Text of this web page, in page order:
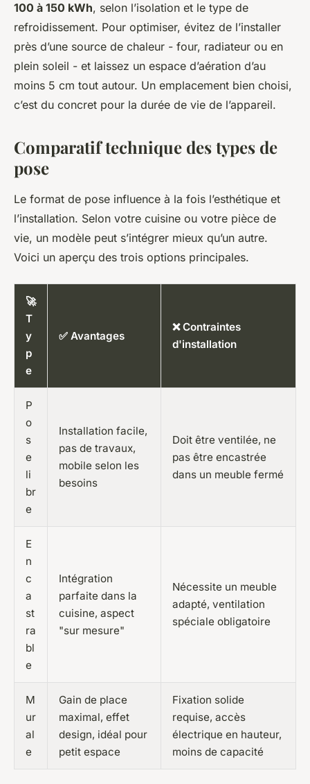
100 à 150 kWh, selon l’isolation et le type de
refroidissement. Pour optimiser, évitez de l’installer
près d’une source de chaleur - four, radiateur ou en
plein soleil - et laissez un espace d’aération d’au
moins 5 cm tout autour. Un emplacement bien choisi,
c’est du concret pour la durée de vie de l’appareil.
Comparatif technique des types de
pose
Le format de pose influence à la fois l’esthétique et
l’installation. Selon votre cuisine ou votre pièce de
vie, un modèle peut s’intégrer mieux qu’un autre.
Voici un aperçu des trois options principales.
🚀
T
y
p
e
✅ Avantages
❌ Contraintes
d'installation
P
o
s
e
li
br
e
Installation facile,
pas de travaux,
mobile selon les
besoins
Doit être ventilée, ne
pas être encastrée
dans un meuble fermé
E
n
c
a
st
ra
bl
e
Intégration
parfaite dans la
cuisine, aspect
"sur mesure"
Nécessite un meuble
adapté, ventilation
spéciale obligatoire
M
ur
al
e
Gain de place
maximal, effet
design, idéal pour
petit espace
Fixation solide
requise, accès
électrique en hauteur,
moins de capacité